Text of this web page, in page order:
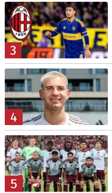
3
4
5